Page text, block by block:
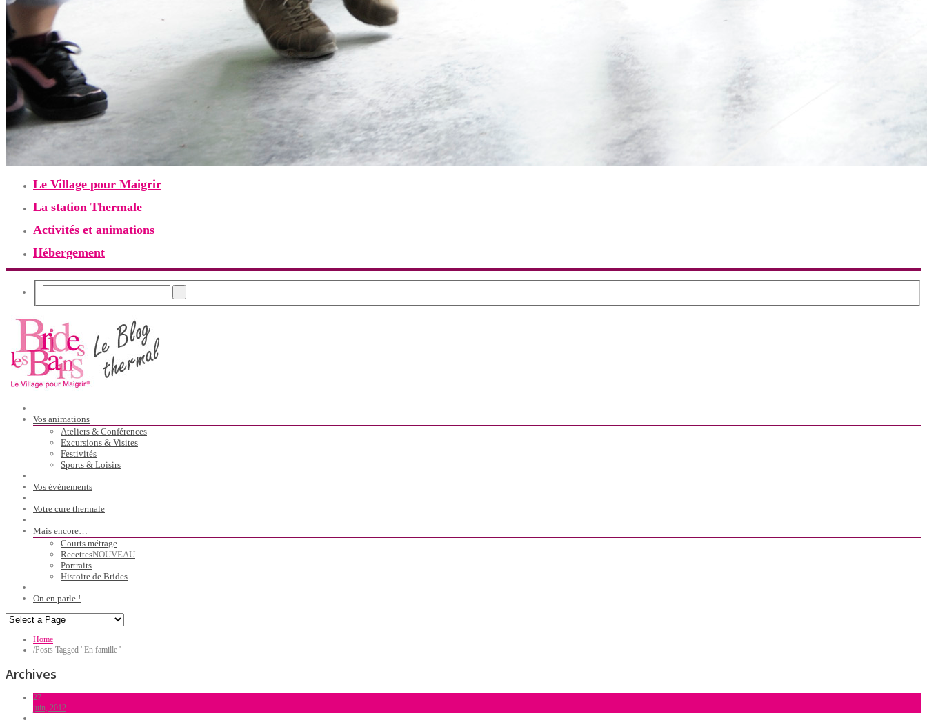
Le Village pour Maigrir
La station Thermale
Activités et animations
Hébergement
Vos animations
Ateliers & Conférences
Excursions & Visites
Festivités
Sports & Loisirs
Vos évènements
Votre cure thermale
Mais encore…
Courts métrage
RecettesNOUVEAU
Portraits
Histoire de Brides
On en parle !
Home
/Posts Tagged ' En famille '
Archives
27
juin, 2012